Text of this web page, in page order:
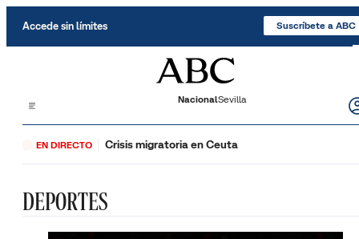
Accede sin límites Suscríbete a ABC
NacionalSevilla
EN DIRECTO Crisis migratoria en Ceuta
DEPORTES